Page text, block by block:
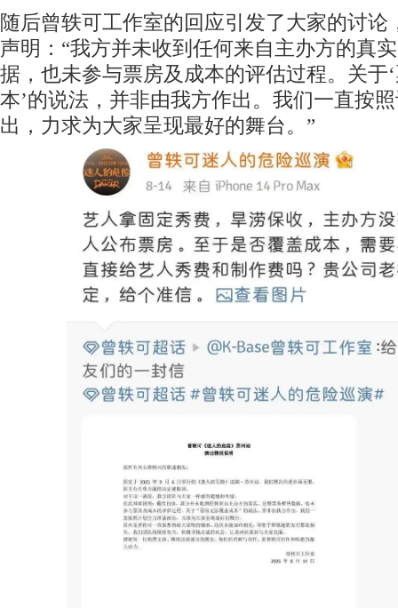
随后曾轶可工作室的回应引发了大家的讨论
声明：“我方并未收到任何来自主办方的真
据，也未参与票房及成本的评估过程。关于
本’的说法，并非由我方作出。我们一直按
出，力求为大家呈现最好的舞台。”